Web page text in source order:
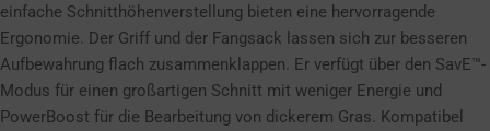
einfache Schnitthöhenverstellung bieten eine hervorragende
Ergonomie. Der Griff und der Fangsack lassen sich zur besseren
Aufbewahrung flach zusammenklappen. Er verfügt über den SavE™-
Modus für einen großartigen Schnitt mit weniger Energie und
PowerBoost für die Bearbeitung von dickerem Gras. Kompatibel